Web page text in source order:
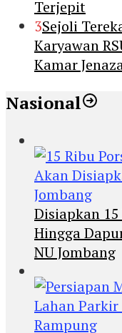
Terjepit
3Sejoli
Karyawan
Kamar
Nasional
Disiapkan
Hingga
NU Jombang